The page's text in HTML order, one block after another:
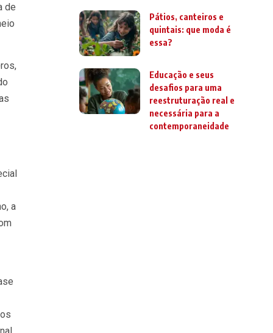
de
a
Pátios, canteiros e
quintais: que moda é
essa?
Educação e seus
desafios para uma
reestruturação real e
necessária para a
contemporaneidade